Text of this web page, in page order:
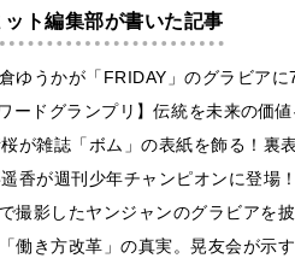
ト編集部が書いた記事
ゆうかが「FRIDAY」のグラビア
ードグランプリ】伝統を未来の価
が雑誌「ボム」の表紙を飾る！裏
香が週刊少年チャンピオンに登
撮影したヤンジャンのグラビアを
働き方改革」の真実。晃友会が示